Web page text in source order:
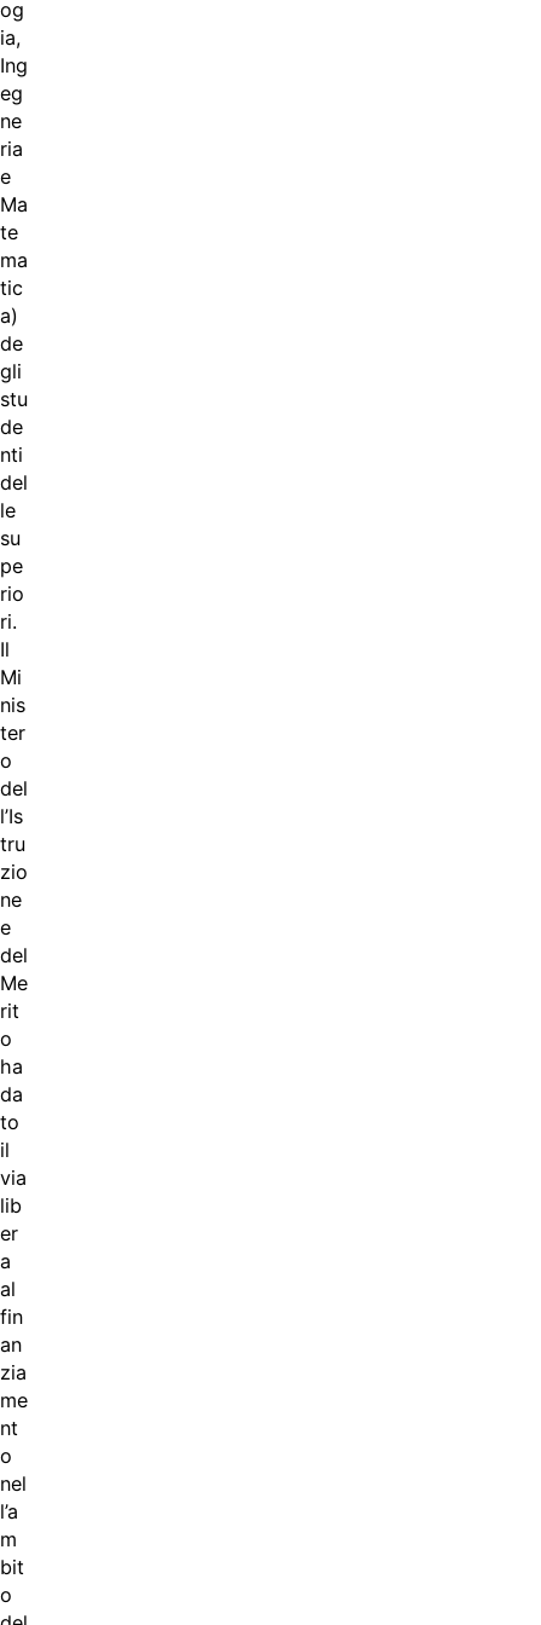
og
ia,
Ing
eg
ne
ria
e
Ma
te
ma
tic
a)
de
gli
stu
de
nti
del
le
su
pe
rio
ri.
Il
Mi
nis
ter
o
del
l’Is
tru
zio
ne
e
del
Me
rit
o
ha
da
to
il
via
lib
er
a
al
fin
an
zia
me
nt
o
nel
l’a
m
bit
o